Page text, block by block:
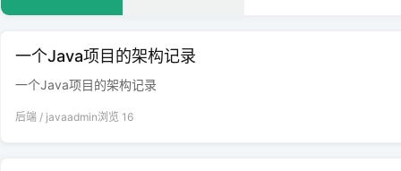
一个Java项目的架构记录
一个Java项目的架构记录
后端 / javaadmin浏览 16